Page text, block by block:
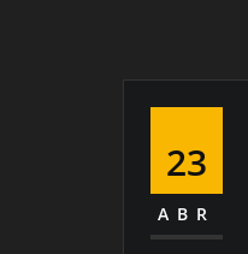
23
ABR